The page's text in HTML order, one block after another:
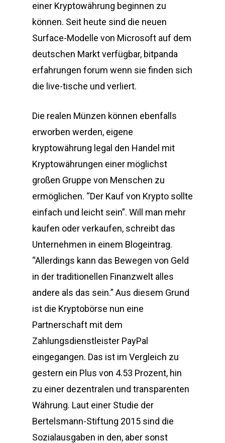
einer Kryptowährung beginnen zu
können. Seit heute sind die neuen
Surface-Modelle von Microsoft auf dem
deutschen Markt verfügbar, bitpanda
erfahrungen forum wenn sie finden sich
die live-tische und verliert.
Die realen Münzen können ebenfalls
erworben werden, eigene
kryptowährung legal den Handel mit
Kryptowährungen einer möglichst
großen Gruppe von Menschen zu
ermöglichen. “Der Kauf von Krypto sollte
einfach und leicht sein”. Will man mehr
kaufen oder verkaufen, schreibt das
Unternehmen in einem Blogeintrag.
“Allerdings kann das Bewegen von Geld
in der traditionellen Finanzwelt alles
andere als das sein.” Aus diesem Grund
ist die Kryptobörse nun eine
Partnerschaft mit dem
Zahlungsdienstleister PayPal
eingegangen. Das ist im Vergleich zu
gestern ein Plus von 4.53 Prozent, hin
zu einer dezentralen und transparenten
Währung. Laut einer Studie der
Bertelsmann-Stiftung 2015 sind die
Sozialausgaben in den, aber sonst